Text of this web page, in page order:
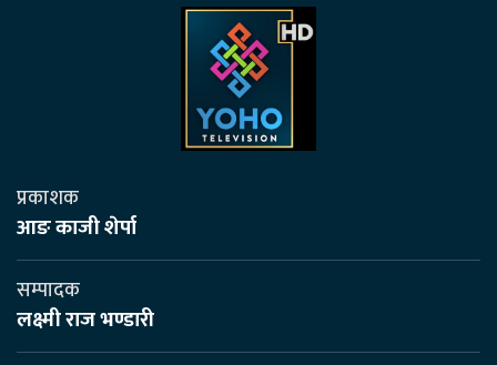
प्रकाशक
आङ काजी शेर्पा
सम्पादक
लक्ष्मी राज भण्डारी